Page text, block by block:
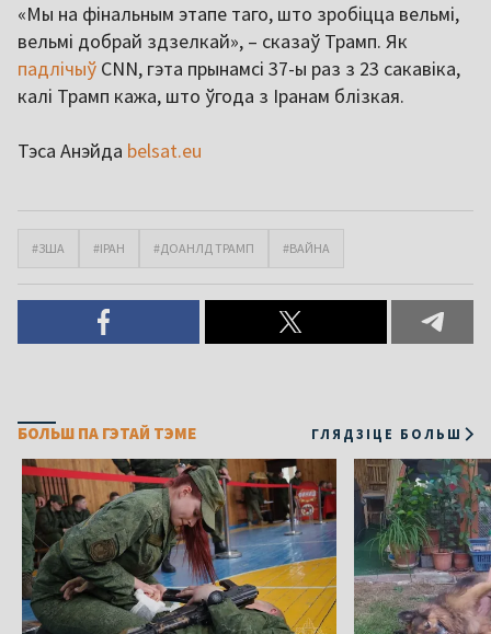
«Мы на фінальным этапе таго, што зробіцца вельмі,
вельмі добрай здзелкай», – сказаў Трамп. Як
падлічыў CNN, гэта прынамсі 37-ы раз з 23 сакавіка,
калі Трамп кажа, што ўгода з Іранам блізкая.
Тэса Анэйда belsat.eu
#ЗША #ІРАН #ДОАНЛД ТРАМП #ВАЙНА
БОЛЬШ ПА ГЭТАЙ ТЭМЕ ГЛЯДЗІЦЕ БОЛЬШ